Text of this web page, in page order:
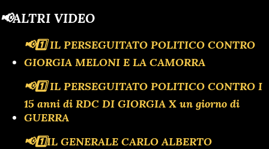
📢ALTRI VIDEO
📢1️⃣ IL PERSEGUITATO POLITICO CONTRO
GIORGIA MELONI E LA CAMORRA
📢1️⃣ IL PERSEGUITATO POLITICO CONTRO I
15 anni di RDC DI GIORGIA X un giorno di
GUERRA
📢1️⃣IL GENERALE CARLO ALBERTO